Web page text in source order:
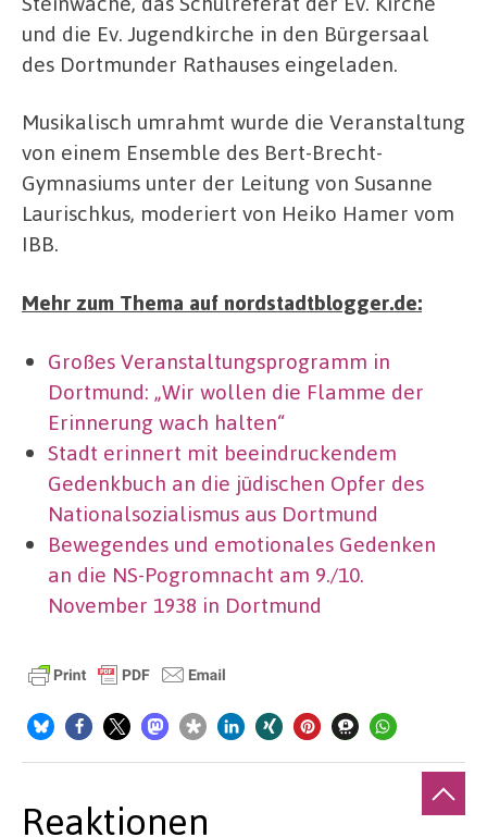
und die Ev. Jugendkirche in den Bürgersaal
des Dortmunder Rathauses eingeladen.
Musikalisch umrahmt wurde die Veranstaltung
von einem Ensemble des Bert-Brecht-
Gymnasiums unter der Leitung von Susanne
Laurischkus, moderiert von Heiko Hamer vom
IBB.
Mehr zum Thema auf nordstadtblogger.de:
Großes Veranstaltungsprogramm in
Dortmund: „Wir wollen die Flamme der
Erinnerung wach halten“
Stadt erinnert mit beeindruckendem
Gedenkbuch an die jüdischen Opfer des
Nationalsozialismus aus Dortmund
Bewegendes und emotionales Gedenken
an die NS-Pogromnacht am 9./10.
November 1938 in Dortmund
Reaktionen